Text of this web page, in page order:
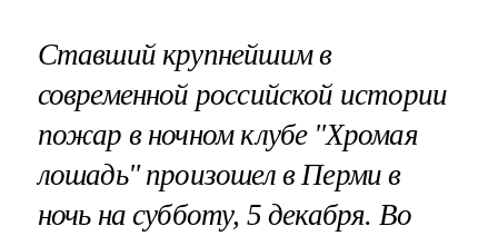
Ставший крупнейшим в
современной российской истории
пожар в ночном клубе "Хромая
лошадь"произошел в Перми в
ночь на субботу, 5 декабря. Во